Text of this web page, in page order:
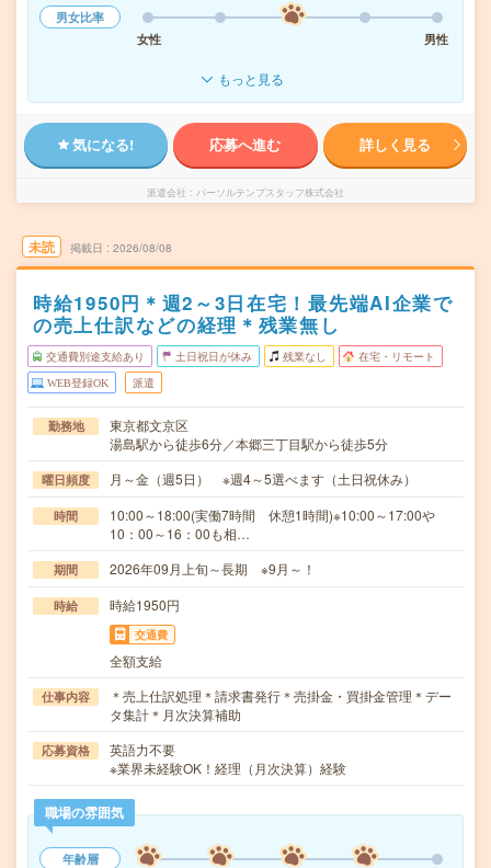
男女比率
女性
男性
もっと見る
気になる! 応募へ進む 詳しく見る
派遣会社 パーソルテンプスタッフ株式会社
未読 掲載日 2026/08/08
時給1950円＊週2～3日在宅！最先端AI企業で
の売上仕訳などの経理＊残業無し
交通費別途支給あり 土日祝日が休み 残業なし 在宅・リモート
WEB登録OK 派遣
勤務地
東京都文京区
湯島駅から徒歩6分／本郷三丁目駅から徒歩5分
曜日頻度 月～金（週5日） ※週4～5選べます（土日祝休み）
時間
10:00～18:00(実働7時間 休憩1時間)※10:00～17:00や
10：00～16：00も相…
期間 2026年09月上旬～長期 ※9月～！
時給 時給1950円
交通費
全額支給
仕事内容
＊売上仕訳処理＊請求書発行＊売掛金・買掛金管理＊デー
タ集計＊月次決算補助
応募資格
英語力不要
※業界未経験OK！経理（月次決算）経験
職場の雰囲気
年齢層